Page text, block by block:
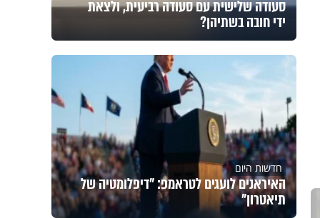
סעודה שלישית עם סעודה רביעית, ולצאת
ידי חובה בשתיהן?
חדשות היום
האיראנים לועגים לטראמפ: "דיפלומטיה של
תיאטרון"